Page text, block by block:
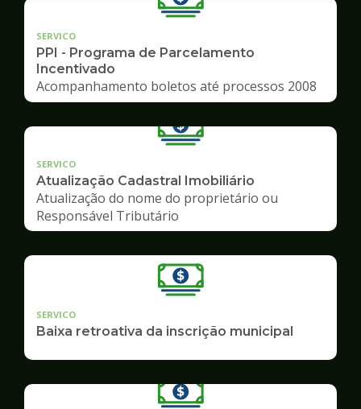
SERVICO
PPI - Programa de Parcelamento
Incentivado
Acompanhamento boletos até processos 2008
SERVICO
Atualização Cadastral Imobiliário
Atualização do nome do proprietário ou
Responsável Tributário
SERVICO
Baixa retroativa da inscrição municipal